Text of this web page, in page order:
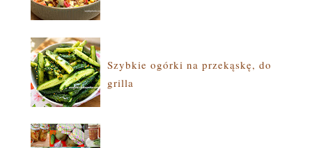
Szybkie ogórki na przekąskę, do
grilla